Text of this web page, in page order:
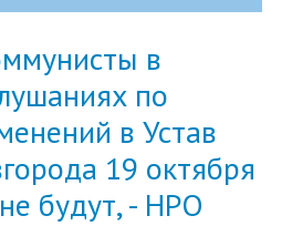
в
по
в Устав
19 октября
будут, - НРО